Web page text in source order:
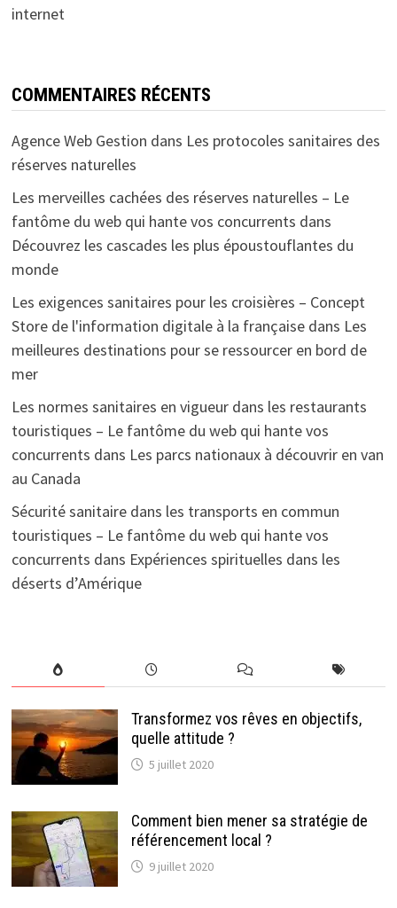
internet
COMMENTAIRES RÉCENTS
Agence Web Gestion dans Les protocoles sanitaires des
réserves naturelles
Les merveilles cachées des réserves naturelles – Le
fantôme du web qui hante vos concurrents dans
Découvrez les cascades les plus époustouflantes du
monde
Les exigences sanitaires pour les croisières – Concept
Store de l'information digitale à la françaisedans Les
meilleures destinations pour se ressourcer en bord de
mer
Les normes sanitaires en vigueur dans les restaurants
touristiques – Le fantôme du web qui hante vos
concurrents dans Les parcs nationaux à découvrir en van
au Canada
Sécurité sanitaire dans les transports en commun
touristiques – Le fantôme du web qui hante vos
concurrents dans Expériences spirituelles dans les
déserts d’Amérique
Transformez vos rêves en objectifs,
quelle attitude ?
5 juillet 2020
Comment bien mener sa stratégie de
référencement local ?
9 juillet 2020